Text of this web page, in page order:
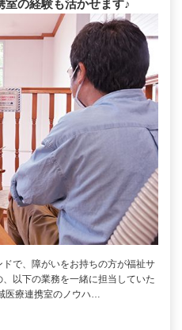
の経験も活かせます♪
で、障がいをお持ちの方が福祉サ
以下の業務を一緒に担当していた
医療連携室のノウハ…